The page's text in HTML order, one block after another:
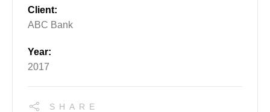
Client:
ABC Bank
Year:
2017
SHARE